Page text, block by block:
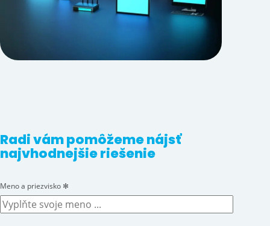
Radi vám pomôžeme nájsť
najvhodnejšie riešenie
Meno a priezvisko ✻